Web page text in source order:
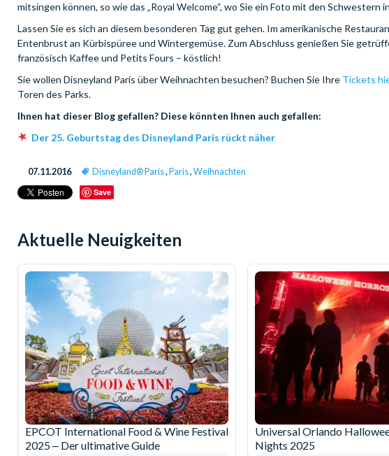
mitsingen können, so wie das „Royal Welcome“, wo Sie ein Foto mit den
Lassen Sie es sich an diesem besonderen Tag gut gehen. Im amerikanische
Entenbrust an Kürbispüree und Wintergemüse. Zum Abschluss genießen Sie
französisch Kaffee und Petits Fours – köstlich!
Sie wollen Disneyland Paris über Weihnachten besuchen? Buchen Sie Ihre Tickets
Toren des Parks.
Ihnen hat dieser Blog gefallen? Diese könnten Ihnen auch gefallen:
Der 25. Geburtstag des Disneyland Paris rückt näher
07.11.2016 Disneyland® Paris, Paris, Weihnachten
Save
Aktuelle Neuigkeiten
EPCOT International Food & Wine Festival
2025 ‒ Der ultimative Guide
Universal Orlando
Nights 2025